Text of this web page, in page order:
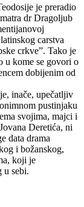
je preradio
dr Dragoljub
carstva
crkve”. Tako je
u kome se govori o
dobijenim od
inače, upečatljiv
pustinjaku
svojima, majci i
Deretića, ni
data drama
i božanskog,
koji je
u sebi.